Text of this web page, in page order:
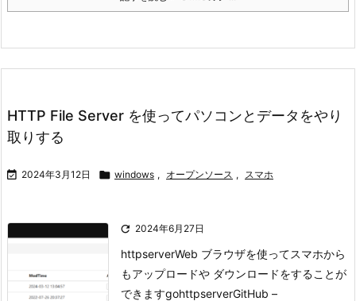
HTTP File Server を使ってパソコンとデータをやり
取りする
 2024年3月12日  windows , オープンソース , スマホ
 2024年6月27日
httpserverWeb ブラウザを使ってスマホから
もアップロードや ダウンロードをすることが
できますgohttpserverGitHub –